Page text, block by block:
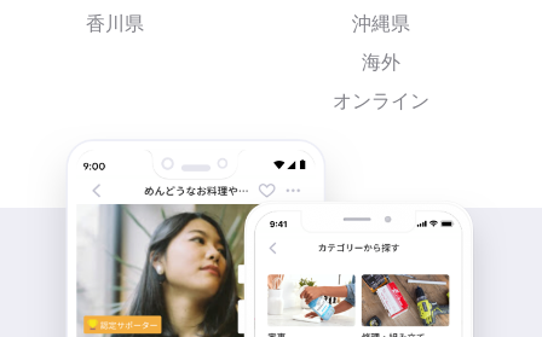
香川県
沖縄県
海外
オンライン